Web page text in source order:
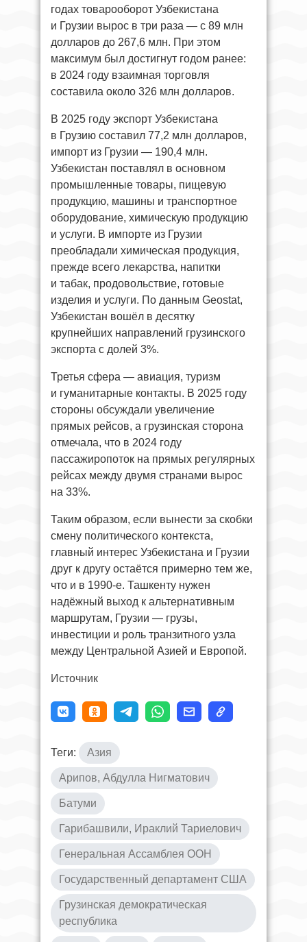
годах товарооборот Узбекистана
и Грузии вырос в три раза — с 89 млн
долларов до 267,6 млн. При этом
максимум был достигнут годом ранее:
в 2024 году взаимная торговля
составила около 326 млн долларов.
В 2025 году экспорт Узбекистана
в Грузию составил 77,2 млн долларов,
импорт из Грузии — 190,4 млн.
Узбекистан поставлял в основном
промышленные товары, пищевую
продукцию, машины и транспортное
оборудование, химическую продукцию
и услуги. В импорте из Грузии
преобладали химическая продукция,
прежде всего лекарства, напитки
и табак, продовольствие, готовые
изделия и услуги. По данным Geostat,
Узбекистан вошёл в десятку
крупнейших направлений грузинского
экспорта с долей 3%.
Третья сфера — авиация, туризм
и гуманитарные контакты. В 2025 году
стороны обсуждали увеличение
прямых рейсов, а грузинская сторона
отмечала, что в 2024 году
пассажиропоток на прямых регулярных
рейсах между двумя странами вырос
на 33%.
Таким образом, если вынести за скобки
смену политического контекста,
главный интерес Узбекистана и Грузии
друг к другу остаётся примерно тем же,
что и в 1990-е. Ташкенту нужен
надёжный выход к альтернативным
маршрутам, Грузии — грузы,
инвестиции и роль транзитного узла
между Центральной Азией и Европой.
Источник
Теги: Азия
Арипов, Абдулла Нигматович
Батуми
Гарибашвили, Ираклий Тариелович
Генеральная Ассамблея ООН
Государственный департамент США
Грузинская демократическая
республика